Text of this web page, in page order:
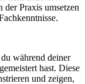
der Praxis umsetzen
während deiner
hast. Diese
und zeigen,